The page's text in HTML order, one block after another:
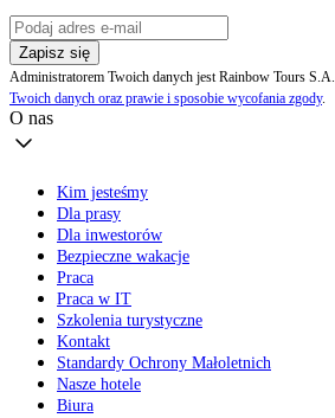
Zapisz się
Administratorem Twoich danych jest Rainbow Tours S.A.
Twoich danych oraz prawie i sposobie wycofania zgody.
O nas
Kim jesteśmy
Dla prasy
Dla inwestorów
Bezpieczne wakacje
Praca
Praca w IT
Szkolenia turystyczne
Kontakt
Standardy Ochrony Małoletnich
Nasze hotele
Biura